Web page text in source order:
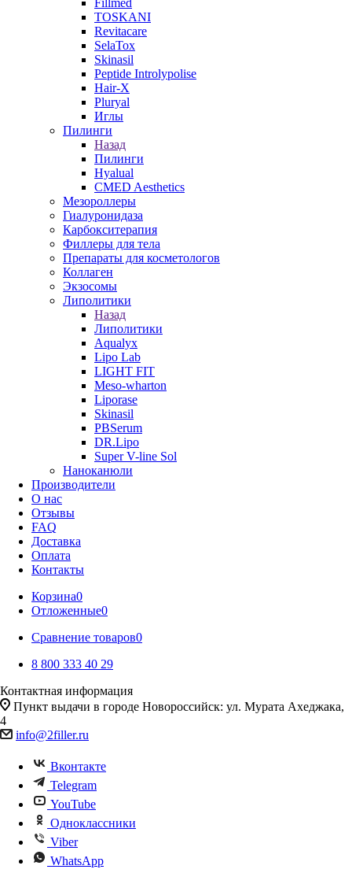
Fillmed
TOSKANI
Revitacare
SelaTox
Skinasil
Peptide Introlypolise
Hair-X
Pluryal
Иглы
Пилинги
Назад
Пилинги
Hyalual
CMED Aesthetics
Мезороллеры
Гиалуронидаза
Карбокситерапия
Филлеры для тела
Препараты для косметологов
Коллаген
Экзосомы
Липолитики
Назад
Липолитики
Aqualyx
Lipo Lab
LIGHT FIT
Meso-wharton
Liporase
Skinasil
PBSerum
DR.Lipo
Super V-line Sol
Наноканюли
Производители
О нас
Отзывы
FAQ
Доставка
Оплата
Контакты
Корзина0
Отложенные0
Сравнение товаров0
8 800 333 40 29
Контактная информация
Пункт выдачи в городе Новороссийск: ул. Мурата Ахеджака,
4
info@2filler.ru
Вконтакте
Telegram
YouTube
Одноклассники
Viber
WhatsApp